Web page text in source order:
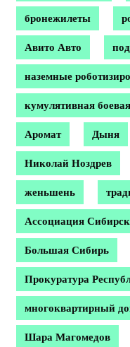
бронежилеты
Авито Авто
наземные
кумулятивная
Аромат Дыня
Николай Ноздрев
женьшень
Ассоциация
Большая Сибирь
Прокуратура
многоквартирный
Шара Магомедов